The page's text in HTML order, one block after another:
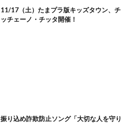
11/17（土）たまプラ版キッズタウン、チ
ッチェーノ・チッタ開催！
振り込め詐欺防止ソング「大切な人を守り